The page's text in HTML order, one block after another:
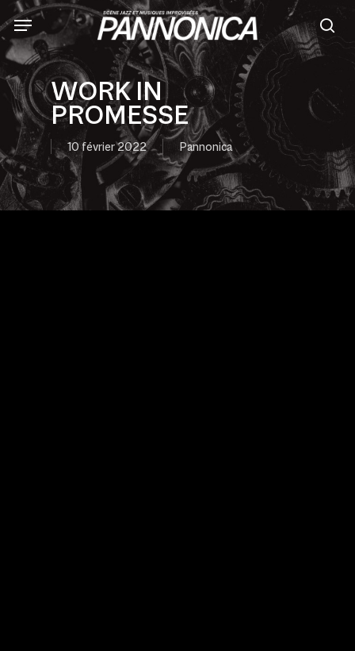
Skip
to
main
content
WORK IN
PROMESSE
10 février 2022 Pannonica